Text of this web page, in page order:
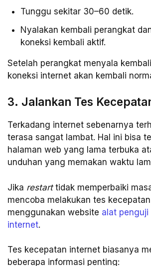
Tunggu sekitar 30–60 detik.
Nyalakan kembali perangkat
koneksi kembali aktif.
Setelah perangkat menyala
koneksi internet akan kembali
3. Jalankan Tes
Terkadang internet sebenarnya
terasa sangat lambat. Hal ini bisa
halaman web yang lama terbuka
unduhan yang memakan waktu
Jika restarttidak memperbaiki
mencoba melakukan tes
menggunakan website alat
internet.
Tes kecepatan internet biasanya
beberapa informasi penting: